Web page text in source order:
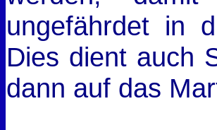
ungefährdet in
Dies dient auch
dann auf das